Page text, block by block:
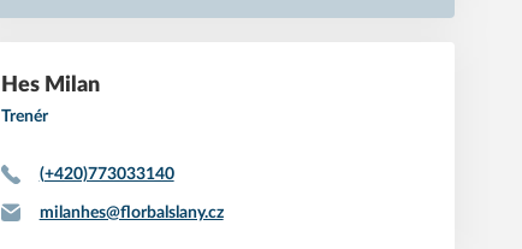
Milan
Hes
Trenér
(+420)773033140
milanhes@florbalslany.cz